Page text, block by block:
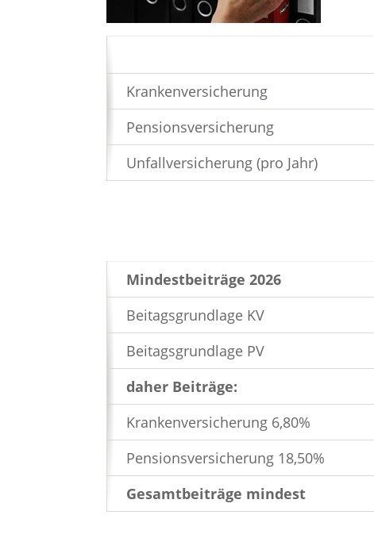
Krankenversicherung
Pensionsversicherung
Unfallversicherung (pro Jahr)
Mindestbeiträge 2026
Beitagsgrundlage KV
Beitagsgrundlage PV
daher Beiträge:
Krankenversicherung 6,80%
Pensionsversicherung 18,50%
Gesamtbeiträge mindest